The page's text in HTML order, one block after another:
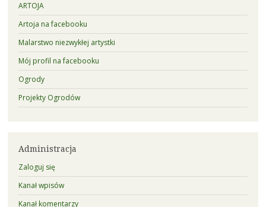
ARTOJA
Artoja na facebooku
Malarstwo niezwykłej artystki
Mój profil na facebooku
Ogrody
Projekty Ogrodów
Administracja
Zaloguj się
Kanał wpisów
Kanał komentarzy